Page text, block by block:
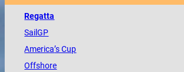
Regatta
SailGP
America’s Cup
Offshore